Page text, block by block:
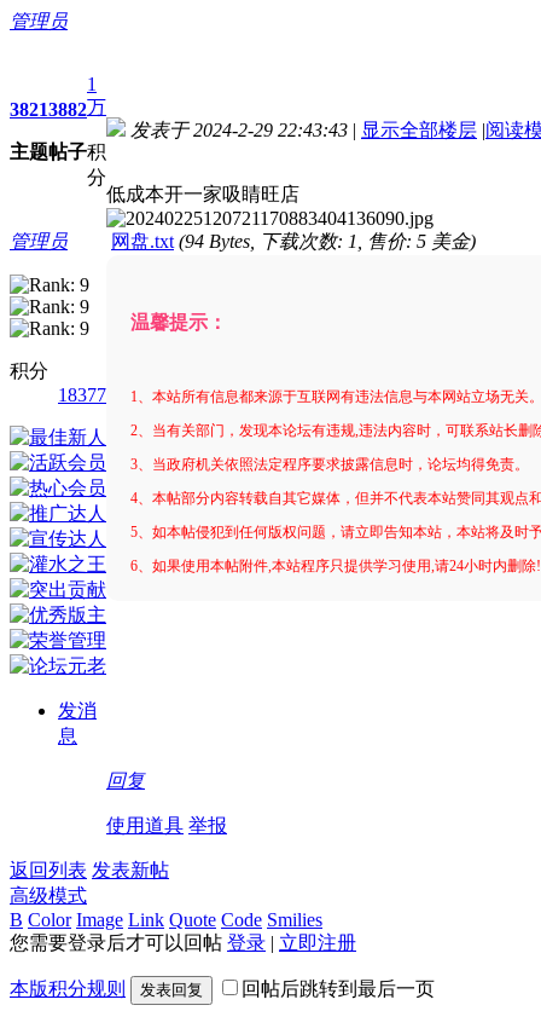
管理员
3821
主题
3882
帖子
1
万
积
分
管理员
积分
18377
发消
息
发表于 2024-2-29 22:43:43 | 显示全部楼层 |阅读
低成本开一家吸睛旺店
网盘.txt (94 Bytes, 下载次数: 1, 售价: 5 美金)
温馨提示：
1、本站所有信息都来源于互联网有违法信息与本网站立场无关
2、当有关部门，发现本论坛有违规,违法内容时，可联系站长删
3、当政府机关依照法定程序要求披露信息时，论坛均得免责。
4、本帖部分内容转载自其它媒体，但并不代表本站赞同其观点
5、如本帖侵犯到任何版权问题，请立即告知本站，本站将及时
6、如果使用本帖附件,本站程序只提供学习使用,请24小时内删
回复
使用道具 举报
返回列表 发表新帖
高级模式
B Color Image Link Quote Code Smilies
您需要登录后才可以回帖 登录 | 立即注册
本版积分规则 发表回复 回帖后跳转到最后一页